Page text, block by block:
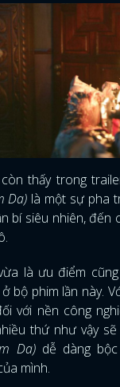
thấy trong
Da) là một sự pha
bí siêu nhiên, đến
là ưu điểm
bộ phim lần này.
với nền công
thứ như vậy
Da) dễ dàng
mình.